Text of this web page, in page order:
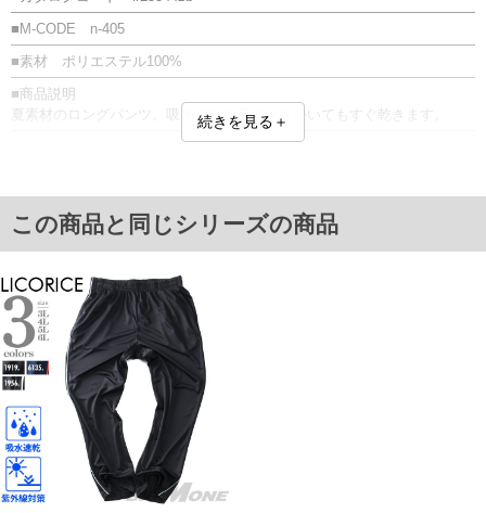
■M-CODE n-405
■素材 ポリエステル100%
■商品説明
夏素材のロングパンツ。吸水速乾加工で汗をかいてもすぐ乾きます。
4L/94～130/130/38/73/35
5L/100～138/138/40/73/36
6L/106～146/146/42/73/37
※【返品交換について】
返品交換希望の方は、商品到着後1週間以内にご連絡ください。
下着(肌着)やワイシャツは商品の性質上、返品交換不可とさせて頂いております。予め
ご了承くださいませ。
※【ボトムの裾上げをご希望の場合】
裾上げ料金は500円+税となります。
備考欄に股下●cmとご記入下さい。（裾上げ無料対象商品は1本につき税込6,000円以
上の品が対象。1本5,999円以下の商品は有料（500円+税）となります。）
出荷まで約1週間～20日間程お時間を頂く場合がございます。
尚、裾上げした商品は返品・交換不可となりますので、予めご了承下さい。
一部、お直しに対応出来ない商品がございます。(例：裾にファスナーや調節ひもが付
いている、極端なデザインが施されている等)
続きを見る＋
この商品と同じシリーズの商品